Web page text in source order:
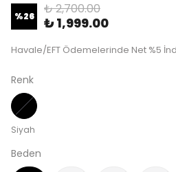
%26 ₺ 2,700.00
₺ 1,999.00
Havale/EFT Ödemelerinde Net %5
Renk
Siyah
Beden